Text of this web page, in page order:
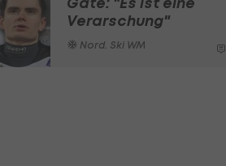
Verarschung"
Nord. Ski WM